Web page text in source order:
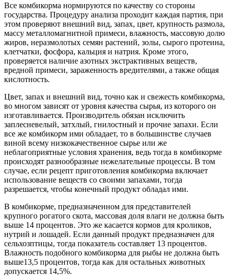
Все комбикорма нормируются по качеству со стороны
государства. Процедуру анализа проходит каждая партия, при
этом проверяют внешний вид, запах, цвет, крупность размола,
массу металломагнитной примеси, влажность, массовую долю
жиров, неразмолотых семян растений, золы, сырого протеина,
клетчатки, фосфора, кальция и натрия. Кроме этого,
проверяется наличие азотных экстрактивных веществ,
вредной примеси, зараженность вредителями, а также общая
кислотность.
Цвет, запах и внешний вид, точно как и свежесть комбикорма,
во многом зависят от уровня качества сырья, из которого он
изготавливается. Производитель обязан исключить
заплесневелый, затхлый, гнилостный и прочие запахи. Если
все же комбикорм ими обладает, то в большинстве случаев
виной всему низкокачественное сырье или же
неблагоприятные условия хранения, ведь тогда в комбикорме
происходят разнообразные нежелательные процессы. В том
случае, если рецепт приготовления комбикорма включает
использование веществ со своими запахами, тогда
разрешается, чтобы конечный продукт обладал ими.
В комбикорме, предназначенном для представителей
крупного рогатого скота, массовая доля влаги не должна быть
выше 14 процентов. Это же касается кормов для кроликов,
нутрий и лошадей. Если данный продукт предназначен для
сельхозптицы, тогда показатель составляет 13 процентов.
Влажность подобного комбикорма для рыбы не должна быть
выше13,5 процентов, тогда как для остальных животных
допускается 14,5%.